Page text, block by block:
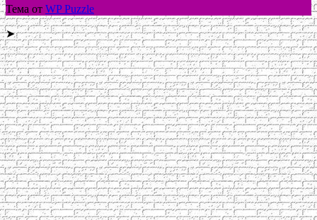
Тема от WP Puzzle
➤